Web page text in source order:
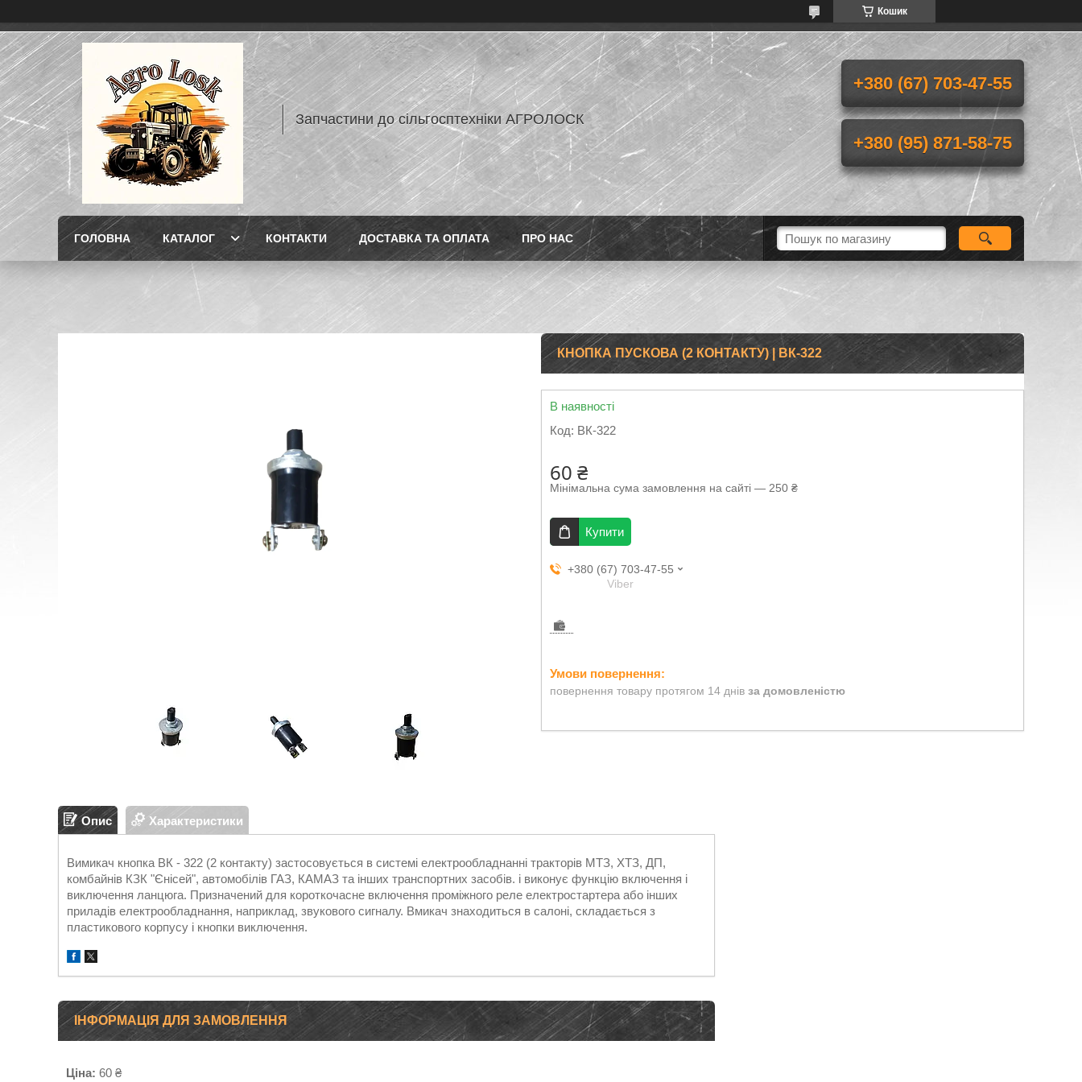
Кошик
Запчастини до сільгосптехніки АГРОЛОСК
+380 (67) 703-47-55
+380 (95) 871-58-75
ГОЛОВНА КАТАЛОГ КОНТАКТИ ДОСТАВКА ТА ОПЛАТА ПРО НАС
КНОПКА ПУСКОВА (2 КОНТАКТУ) | ВК-322
В наявності
Код: ВК-322
60 ₴
Мінімальна сума замовлення на сайті — 250 ₴
Купити
+380 (67) 703-47-55
Viber
повернення товару протягом 14 днів за домовленістю
Опис Характеристики
Вимикач кнопка ВК - 322 (2 контакту) застосовується в системі електрообладнанні тракторів МТЗ, ХТЗ, ДП,
комбайнів КЗК "Єнісей", автомобілів ГАЗ, КАМАЗ та інших транспортних засобів. і виконує функцію включення і
виключення ланцюга. Призначений для короткочасне включення проміжного реле електростартера або інших
приладів електрообладнання, наприклад, звукового сигналу. Вмикач знаходиться в салоні, складається з
пластикового корпусу і кнопки виключення.
ІНФОРМАЦІЯ ДЛЯ ЗАМОВЛЕННЯ
Ціна: 60 ₴